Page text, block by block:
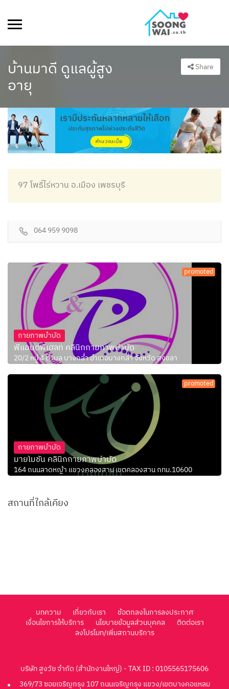
บ้านมาดี ดูแลผู้สูง
อายุ
Share
97 โพธิ์ไร่หวาน อ.เมือง เพชรบุรี
064 959 9098
promoted
กายภาพบำบัด
พีแอนด์พีเฮลท์ คลินิกกายภาพบำบัด
20/2 หมู่ 4 ตำบล บางกล่ำ อำเภอบางกล่ำ จังหวัด สงขลา
promoted
กายภาพบำบัด
มายโมชั่น คลินิกกายภาพบำบัด
164 ถนนลาดหญ้า แขวงคลองสาน เขตคลองสาน กทม.10600
สถานที่ใกล้เคียง
บทความ เกี่ยวกับเรา
ข้อตกลงในการลงประกาศ
เงื่อนไขการให้บริการ
นโยบายข้อมูลส่วนบุคคล
ติดต่อเรา
ลงโปรโมท/เพิ่มสถานบริการ
บริษัท สูงวัย จำกัด (สำนักงานใหญ่) - TAX ID : 0105565175606
369/73 ซอยเจริญกรุง 107 ถนนเจริญกรุง แขวง/เขตบางคอแหลม